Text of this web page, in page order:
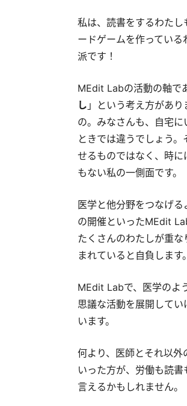
私は、読書をするわた
ードゲームを作ってい
派です！
MEdit Labの活動の軸で
し 」という考え方があ
の。みなさんも、自宅
ときでは違うでしょう
せるものではなく、時
もない私の一側面です。
医学と他分野をつなげ
の開催といったMEdit
たくさんのわたしが重
まれていると自負します。
MEdit Labで、医学のよ
思議な活動を展開して
います。
何より、医師とそれ以
いった方が、労働も読
言えるかもしれません。